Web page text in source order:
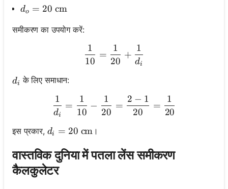
d_o = 20 \text{ cm}
do = 20 cm
समीकरण का उपयोग करें:
\frac{1}{10} =
10
1
=
20
1
+
di
1
d_i
di के लिए समाधान:
\frac{1}{d_i} =
di
1
=
10
1
−
20
1
=
20
2 − 1
=
20
1
इस प्रकार, d_i = 20 \text{ cm}
di = 20 cm ।
वास्तविक दुनिया में पतला लेंस समीकरण
कैलकुलेटर